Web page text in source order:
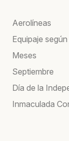
Aerolíneas
Equipaje
Meses
Septiembre
Día de la
Inmaculada